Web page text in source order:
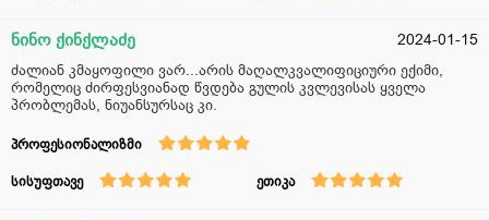
ნინო ქინქლაძე
2024-01-15
ძალიან კმაყოფილი ვარ...არის მაღალკვალიფიციური ექიმი,
რომელიც ძირფესვიანად წვდება გულის კვლევისას ყველა
პრობლემას, ნიუანსურსაც კი.
პროფესიონალიზმი
სისუფთავე ეთიკა